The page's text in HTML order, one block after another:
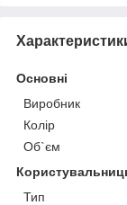
Основні
Виробник
Колір
Об`єм
Тип